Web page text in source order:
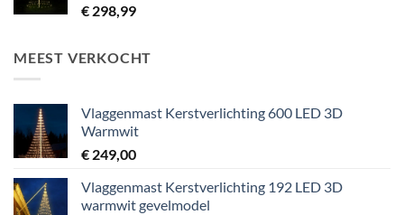
€ 298,99
MEEST VERKOCHT
Vlaggenmast Kerstverlichting 600 LED 3D
Warmwit
€ 249,00
Vlaggenmast Kerstverlichting 192 LED 3D
warmwit gevelmodel